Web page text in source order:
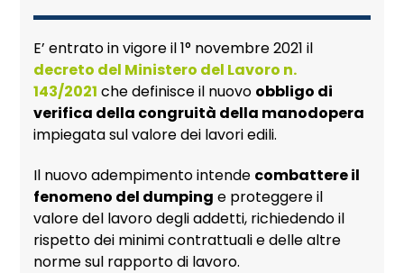
E’ entrato in vigore il 1° novembre 2021 il
decreto del Ministero del Lavoro n.
143/2021 che definisce il nuovo obbligo di
verifica della congruità della manodopera
impiegata sul valore dei lavori edili.
Il nuovo adempimento intende combattere il
fenomeno del dumping e proteggere il
valore del lavoro degli addetti, richiedendo il
rispetto dei minimi contrattuali e delle altre
norme sul rapporto di lavoro.